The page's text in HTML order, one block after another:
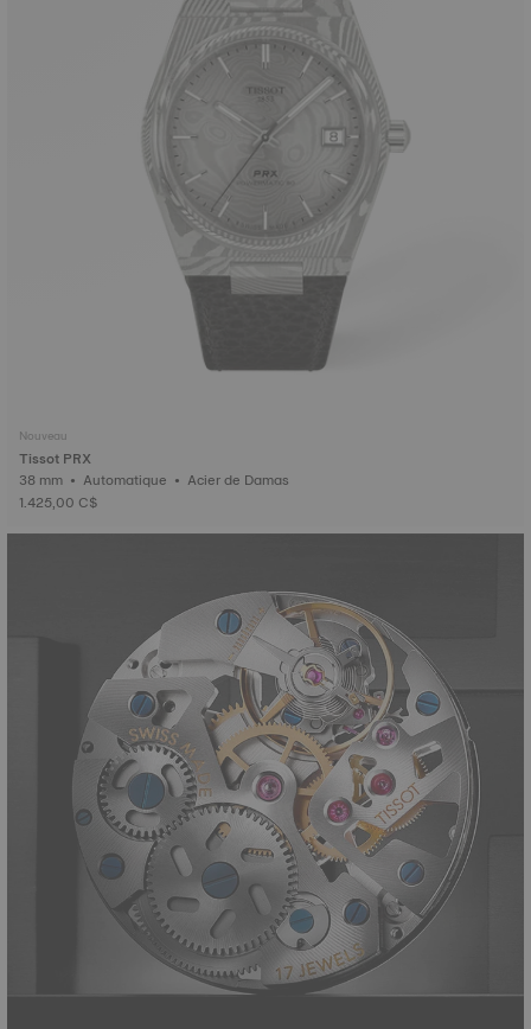
Nouveau
Tissot PRX
38 mm • Automatique • Acier de Damas
1.425,00 C$